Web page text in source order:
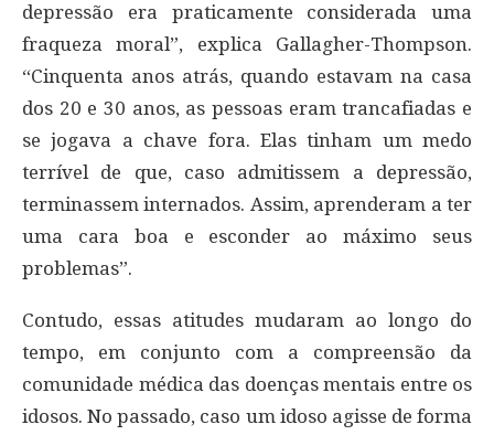
depressão era praticamente considerada uma
fraqueza moral”, explica Gallagher-Thompson.
“Cinquenta anos atrás, quando estavam na casa
dos 20 e 30 anos, as pessoas eram trancafiadas e
se jogava a chave fora. Elas tinham um medo
terrível de que, caso admitissem a depressão,
terminassem internados. Assim, aprenderam a ter
uma cara boa e esconder ao máximo seus
problemas”.
Contudo, essas atitudes mudaram ao longo do
tempo, em conjunto com a compreensão da
comunidade médica das doenças mentais entre os
idosos. No passado, caso um idoso agisse de forma